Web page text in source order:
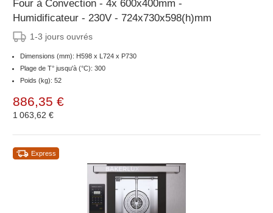
Four à Convection - 4x 600x400mm -
Humidificateur - 230V - 724x730x598(h)mm
1-3 jours ouvrés
Dimensions (mm): H598 x L724 x P730
Plage de T° jusqu'à (°C): 300
Poids (kg): 52
886,35 €
1 063,62 €
Express